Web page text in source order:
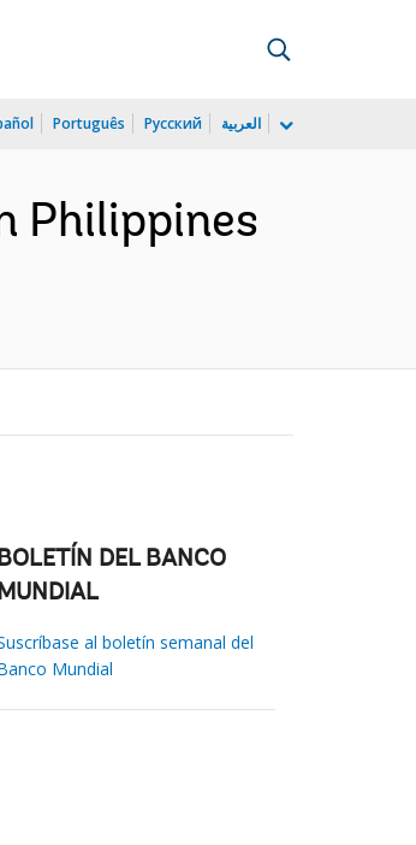
Português Русский العربية
Philippines
DEL BANCO
al boletín semanal del
Mundial